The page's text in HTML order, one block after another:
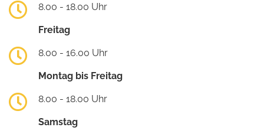
8.00 - 18.00 Uhr
Freitag
8.00 - 16.00 Uhr
Montag bis Freitag
8.00 - 18.00 Uhr
Samstag